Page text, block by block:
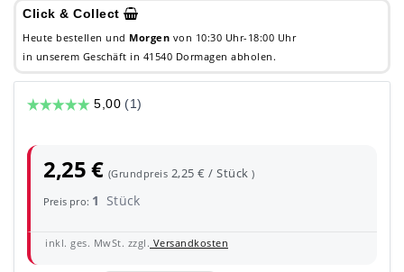
Click & Collect
Heute bestellen und Morgen von 10:30 Uhr-18:00 Uhr
in unserem Geschäft in 41540 Dormagen abholen.
2,25 € (Grundpreis 2,25 € / Stück)
Preis pro: 1 Stück
inkl. ges. MwSt. zzgl. Versandkosten